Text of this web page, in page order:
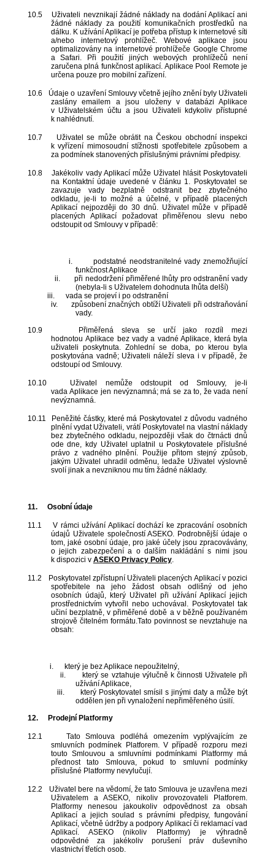
10.5
Uživateli nevznikají žádné náklady na dodání Aplikací ani
žádné náklady za použití komunikačních prostředků na
dálku. K užívání Aplikací je potřeba přístup k internetové síti
a/nebo internetový prohlížeč. Webové aplikace jsou
optimalizovány na internetové prohlížeče Google Chrome
a Safari. Při použití jiných webových prohlížečů není
zaručena plná funkčnost aplikací. Aplikace Pool Remote je
určena pouze pro mobilní zařízení.
10.6
Údaje o uzavření Smlouvy včetně jejího znění byly Uživateli
zaslány emailem a jsou uloženy v databázi Aplikace
v Uživatelském účtu a jsou Uživateli kdykoliv přístupné
k nahlédnutí.
10.7
Uživatel se může obrátit na Českou obchodní inspekci
k vyřízení mimosoudní stížnosti spotřebitele způsobem a
za podmínek stanovených příslušnými právními předpisy.
10.8
Jakékoliv vady Aplikací může Uživatel hlásit Poskytovateli
na Kontaktní údaje uvedené v článku 1. Poskytovatel se
zavazuje vady bezplatně odstranit bez zbytečného
odkladu, je-li to možné a účelné, v případě placených
Aplikací nejpozději do 30 dnů. Uživatel může v případě
placených Aplikací požadovat přiměřenou slevu nebo
odstoupit od Smlouvy v případě:
i.
podstatné neodstranitelné vady znemožňující
funkčnost Aplikace
ii.
při nedodržení přiměřené lhůty pro odstranění vady
(nebyla-li s Uživatelem dohodnuta lhůta delší)
iii.
vada se projeví i po odstranění
iv.
způsobení značných obtíží Uživateli při odstraňování
vady.
10.9
Přiměřená sleva se určí jako rozdíl mezi
hodnotou Aplikace bez vady a vadné Aplikace, která byla
uživateli poskytnuta. Zohlední se doba, po kterou byla
poskytována vadně; Uživateli náleží sleva i v případě, že
odstoupí od Smlouvy.
10.10
Uživatel nemůže odstoupit od Smlouvy, je-li
vada Aplikace jen nevýznamná; má se za to, že vada není
nevýznamná.
10.11
Peněžité částky, které má Poskytovatel z důvodu vadného
plnění vydat Uživateli, vrátí Poskytovatel na vlastní náklady
bez zbytečného odkladu, nejpozději však do čtrnácti dnů
ode dne, kdy Uživatel uplatnil u Poskytovatele příslušné
právo z vadného plnění. Použije přitom stejný způsob,
jakým Uživatel uhradil odměnu, ledaže Uživatel výslovně
svolí jinak a nevzniknou mu tím žádné náklady.
11. Osobní údaje
11.1
V rámci užívání Aplikací dochází ke zpracování osobních
údajů Uživatele společností ASEKO. Podrobnější údaje o
tom, jaké osobní údaje, pro jaké účely jsou zpracovávány,
o jejich zabezpečení a o dalším nakládání s nimi jsou
k dispozici v ASEKO Privacy Policy.
11.2
Poskytovatel zpřístupní Uživateli placených Aplikací v pozici
spotřebitele na jeho žádost obsah odlišný od jeho
osobních údajů, který Uživatel při užívání Aplikací jejich
prostřednictvím vytvořil nebo uchovával. Poskytovatel tak
učiní bezplatně, v přiměřené době a v běžně používaném
strojově čitelném formátu.Tato povinnost se nevztahuje na
obsah:
i.
který je bez Aplikace nepoužitelný,
ii.
který se vztahuje výlučně k činnosti Uživatele při
užívání Aplikace,
iii.
který Poskytovatel smísil s jinými daty a může být
oddělen jen při vynaložení nepřiměřeného úsilí.
12.
Prodejní Platformy
12.1
Tato Smlouva podléhá omezením vyplývajícím ze
smluvních podmínek Platforem. V případě rozporu mezi
touto Smlouvou a smluvními podmínkami Platformy má
přednost tato Smlouva, pokud to smluvní podmínky
příslušné Platformy nevylučují.
12.2
Uživatel bere na vědomí, že tato Smlouva je uzavřena mezi
Uživatelem a ASEKO, nikoliv provozovateli Platforem.
Platformy nenesou jakoukoliv odpovědnost za obsah
Aplikací a jejich soulad s právními předpisy, fungování
Aplikací, včetně údržby a podpory Aplikací či reklamací vad
Aplikací. ASEKO (nikoliv Platformy) je výhradně
odpovědné za jakékoliv porušení práv duševního
vlastnictví třetích osob.